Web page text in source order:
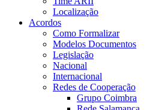
Localização
Acordos
Como Formalizar
Modelos Documentos
Legislação
Nacional
Internacional
Redes de Cooperação
Grupo Coimbra